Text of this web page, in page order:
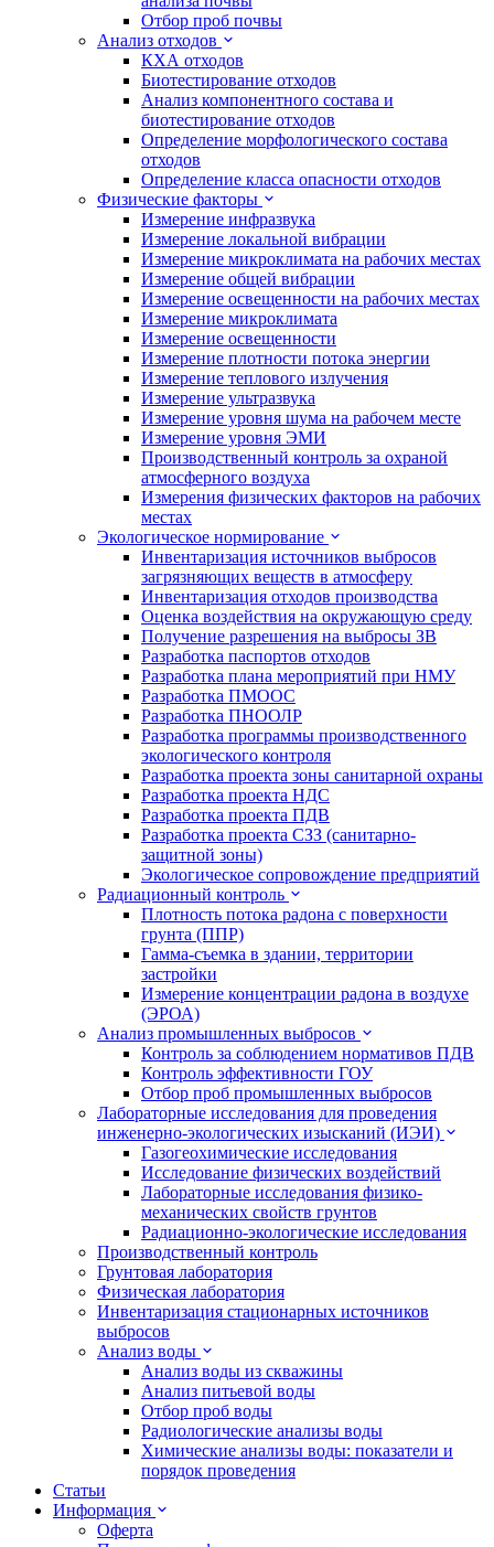
Отбор проб почвы
Анализ отходов
КХА отходов
Биотестирование отходов
Анализ компонентного состава и
биотестирование отходов
Определение морфологического состава
отходов
Определение класса опасности отходов
Физические факторы
Измерение инфразвука
Измерение локальной вибрации
Измерение микроклимата на рабочих местах
Измерение общей вибрации
Измерение освещенности на рабочих местах
Измерение микроклимата
Измерение освещенности
Измерение плотности потока энергии
Измерение теплового излучения
Измерение ультразвука
Измерение уровня шума на рабочем месте
Измерение уровня ЭМИ
Производственный контроль за охраной
атмосферного воздуха
Измерения физических факторов на рабочих
местах
Экологическое нормирование
Инвентаризация источников выбросов
загрязняющих веществ в атмосферу
Инвентаризация отходов производства
Оценка воздействия на окружающую среду
Получение разрешения на выбросы ЗВ
Разработка паспортов отходов
Разработка плана мероприятий при НМУ
Разработка ПМООС
Разработка ПНООЛР
Разработка программы производственного
экологического контроля
Разработка проекта зоны санитарной охраны
Разработка проекта НДС
Разработка проекта ПДВ
Разработка проекта СЗЗ (санитарно-
защитной зоны)
Экологическое сопровождение предприятий
Радиационный контроль
Плотность потока радона с поверхности
грунта (ППР)
Гамма-съемка в здании, территории
застройки
Измерение концентрации радона в воздухе
(ЭРОА)
Анализ промышленных выбросов
Контроль за соблюдением нормативов ПДВ
Контроль эффективности ГОУ
Отбор проб промышленных выбросов
Лабораторные исследования для проведения
инженерно-экологических изысканий (ИЭИ)
Газогеохимические исследования
Исследование физических воздействий
Лабораторные исследования физико-
механических свойств грунтов
Радиационно-экологические исследования
Производственный контроль
Грунтовая лаборатория
Физическая лаборатория
Инвентаризация стационарных источников
выбросов
Анализ воды
Анализ воды из скважины
Анализ питьевой воды
Отбор проб воды
Радиологические анализы воды
Химические анализы воды: показатели и
порядок проведения
Статьи
Информация
Оферта